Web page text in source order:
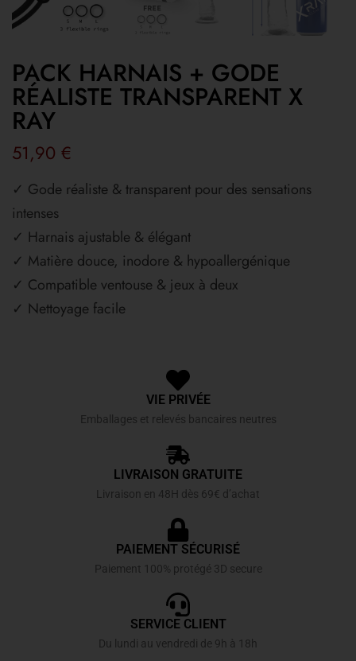
PACK HARNAIS + GODE
RÉALISTE TRANSPARENT X
RAY
51,90 €
✓ Gode réaliste & transparent pour des sensations
intenses
✓ Harnais ajustable & élégant
✓ Matière douce, inodore & hypoallergénique
✓ Compatible ventouse & jeux à deux
✓ Nettoyage facile
VIE PRIVÉE
Emballages et relevés bancaires neutres
LIVRAISON GRATUITE
Livraison en 48H dès 69€ d’achat
PAIEMENT SÉCURISÉ
Paiement 100% protégé 3D secure
SERVICE CLIENT
Du lundi au vendredi de 9h à 18h